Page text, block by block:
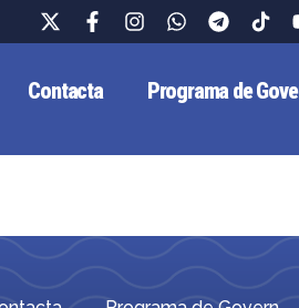
Contacta Programa de